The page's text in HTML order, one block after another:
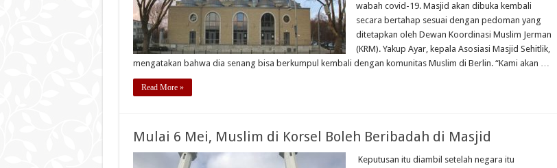
wabah covid-19. Masjid akan dibuka kembali
secara bertahap sesuai dengan pedoman yang
ditetapkan oleh Dewan Koordinasi Muslim Jerman
(KRM). Yakup Ayar, kepala Asosiasi Masjid Sehitlik,
mengatakan bahwa dia senang bisa berkumpul kembali dengan komunitas Muslim di Berlin. “Kami akan …
Read More »
Mulai 6 Mei, Muslim di Korsel Boleh Beribadah di Masjid
Keputusan itu diambil setelah negara itu